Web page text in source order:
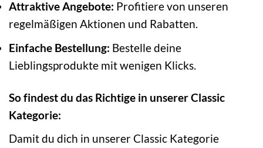
Attraktive Angebote: Profitiere von unseren
regelmäßigen Aktionen und Rabatten.
Einfache Bestellung: Bestelle deine
Lieblingsprodukte mit wenigen Klicks.
So findest du das Richtige in unserer Classic
Kategorie:
Damit du dich in unserer Classic Kategorie